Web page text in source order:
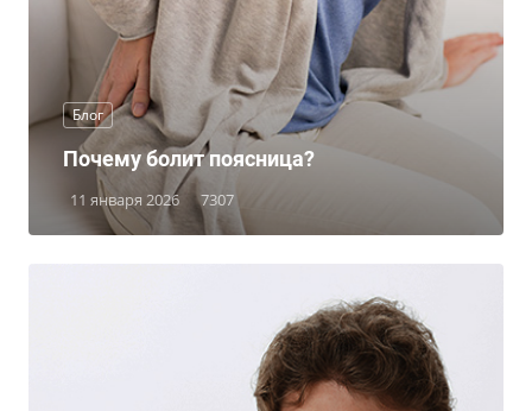
Блог
11 января 2026 7307
Почему болит поясница?